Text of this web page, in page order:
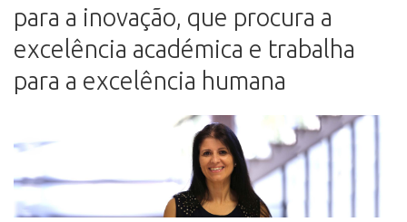
para a inovação, que procura a
excelência académica e trabalha
para a excelência humana